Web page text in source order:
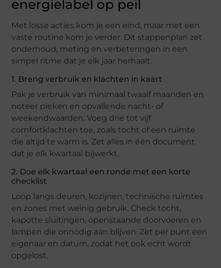
energielabel op peil
Met losse acties kom je een eind, maar met een
vaste routine kom je verder. Dit stappenplan zet
onderhoud, meting en verbeteringen in een
simpel ritme dat je elk jaar herhaalt.
1. Breng verbruik en klachten in kaart
Pak je verbruik van minimaal twaalf maanden en
noteer pieken en opvallende nacht- of
weekendwaarden. Voeg drie tot vijf
comfortklachten toe, zoals tocht of een ruimte
die altijd te warm is. Zet alles in één document
dat je elk kwartaal bijwerkt.
2. Doe elk kwartaal een ronde met een korte
checklist
Loop langs deuren, kozijnen, technische ruimtes
en zones met weinig gebruik. Check tocht,
kapotte sluitingen, openstaande doorvoeren en
lampen die onnodig aan blijven. Zet per punt een
eigenaar en datum, zodat het ook echt wordt
opgelost.